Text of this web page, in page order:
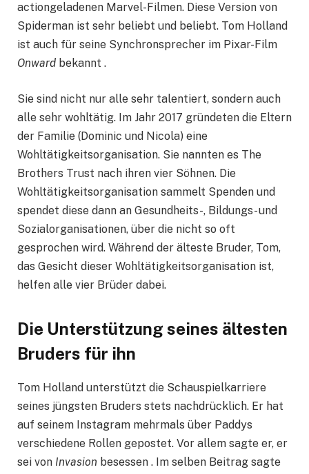
actiongeladenen Marvel-Filmen. Diese Version von
Spiderman ist sehr beliebt und beliebt. Tom Holland
ist auch für seine Synchronsprecher im Pixar-Film
Onward bekannt .
Sie sind nicht nur alle sehr talentiert, sondern auch
alle sehr wohltätig. Im Jahr 2017 gründeten die Eltern
der Familie (Dominic und Nicola) eine
Wohltätigkeitsorganisation. Sie nannten es The
Brothers Trust nach ihren vier Söhnen. Die
Wohltätigkeitsorganisation sammelt Spenden und
spendet diese dann an Gesundheits-, Bildungs- und
Sozialorganisationen, über die nicht so oft
gesprochen wird. Während der älteste Bruder, Tom,
das Gesicht dieser Wohltätigkeitsorganisation ist,
helfen alle vier Brüder dabei.
Die Unterstützung seines ältesten
Bruders für ihn
Tom Holland unterstützt die Schauspielkarriere
seines jüngsten Bruders stets nachdrücklich. Er hat
auf seinem Instagram mehrmals über Paddys
verschiedene Rollen gepostet. Vor allem sagte er, er
sei von Invasion besessen . Im selben Beitrag sagte